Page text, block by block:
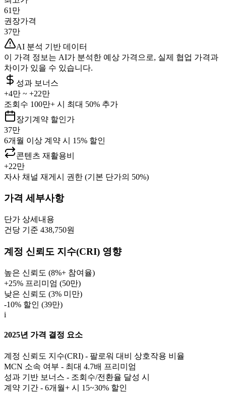
61만
권장가격
37만
AI 분석 기반 데이터
이 가격 정보는 AI가 분석한 예상 가격으로, 실제 협업 가격과
차이가 있을 수 있습니다.
성과 보너스
+4만 ~ +22만
조회수 100만+ 시 최대 50% 추가
장기계약 할인가
37만
6개월 이상 계약 시 15% 할인
콘텐츠 재활용비
+22만
자사 채널 재게시 권한 (기본 단가의 50%)
가격 세부사항
단가 상세내용
건당 기준 438,750원
계정 신뢰도 지수(CRI) 영향
높은 신뢰도 (8%+ 참여율)
+25% 프리미엄 (50만)
낮은 신뢰도 (3% 미만)
-10% 할인 (39만)
i
2025년 가격 결정 요소
계정 신뢰도 지수(CRI) - 팔로워 대비 상호작용 비율
MCN 소속 여부 - 최대 4.7배 프리미엄
성과 기반 보너스 - 조회수/전환율 달성 시
계약 기간 - 6개월+ 시 15~30% 할인